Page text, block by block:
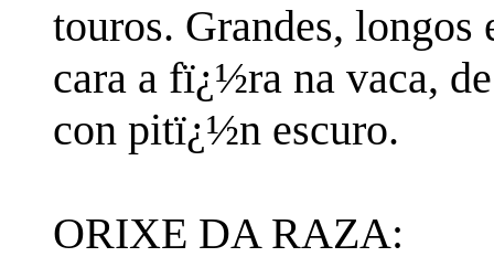
touros. Grandes, longos
cara a fï¿½ra na vaca,
con pitï¿½n escuro.
ORIXE DA RAZA: